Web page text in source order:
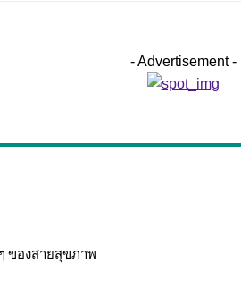
- Advertisement -
ของสายสุขภาพ